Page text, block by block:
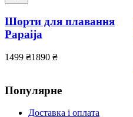
Шорти для плавання
Papaija
1499 ₴1890 ₴
Популярне
Доставка і оплата